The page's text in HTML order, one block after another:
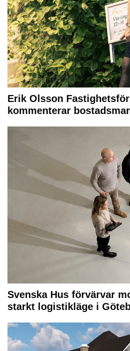
Erik Olsson
kommenterar
Svenska Hus förvärvar
starkt logistikläge i